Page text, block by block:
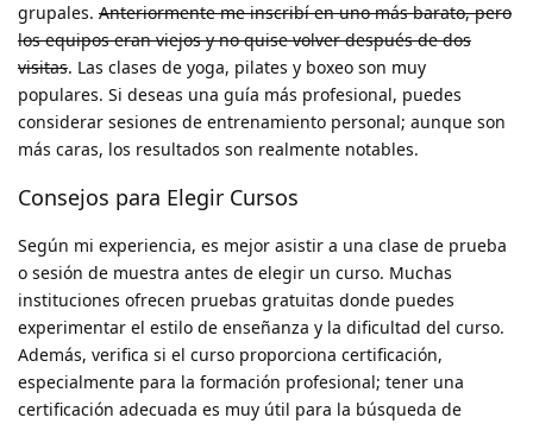
grupales. Anteriormente me inscribí en uno más barato, pero
los equipos eran viejos y no quise volver después de dos
visitas. Las clases de yoga, pilates y boxeo son muy
populares. Si deseas una guía más profesional, puedes
considerar sesiones de entrenamiento personal; aunque son
más caras, los resultados son realmente notables.
Consejos para Elegir Cursos
Según mi experiencia, es mejor asistir a una clase de prueba
o sesión de muestra antes de elegir un curso. Muchas
instituciones ofrecen pruebas gratuitas donde puedes
experimentar el estilo de enseñanza y la dificultad del curso.
Además, verifica si el curso proporciona certificación,
especialmente para la formación profesional; tener una
certificación adecuada es muy útil para la búsqueda de